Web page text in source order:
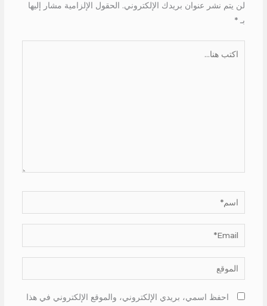
لن يتم نشر عنوان بريدك الإلكتروني. الحقول الإلزامية مشار إليها
بـ *
اسم*
Email*
الموقع
احفظ اسمي، بريدي الإلكتروني، والموقع الإلكتروني في هذا